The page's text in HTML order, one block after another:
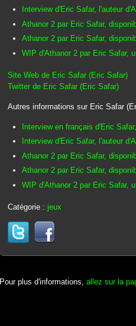
Interview d'Eric Safar, l'auteur
Athanor 2 par Eric Safar,
Athanor 2 par Eric Safar,
WIP d'Athanor 2 par Eric Safar,
Site Web de Eric Safar (Eric Safar)
Twitter de Eric Safar (Eric Safar)
Autres informations sur Eric Safar
Interview en français d'Eric
Interview d'Eric Safar, l'auteur
Athanor 2 par Eric Safar,
Athanor 2 par Eric Safar,
WIP d'Athanor 2 par Eric Safar,
Catégorie : jeux
Pour plus d'informations, allez sur la